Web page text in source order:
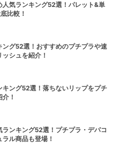
人気ランキング52選！パレット&単
比較！
ング52選！おすすめのプチプラや速
シュを紹介！
キング52選！落ちないリップをプチ
！
ンキング52選！プチプラ・デパコ
ル商品も登場！